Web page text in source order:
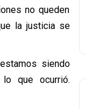
no queden
la justicia se
siendo
que ocurrió.